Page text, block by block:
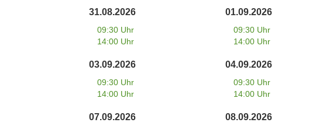
31.08.2026
09:30 Uhr
14:00 Uhr
01.09.2026
09:30 Uhr
14:00 Uhr
03.09.2026
09:30 Uhr
14:00 Uhr
04.09.2026
09:30 Uhr
14:00 Uhr
07.09.2026 08.09.2026